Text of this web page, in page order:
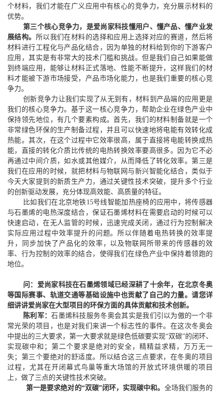
个材料， 我们才能在广义应用中有核心的竞争力 ，充分展示材料的
优势。
第三个核心竞争力，是爱尚家科技懂用户、懂产品、懂产业发
展结构。 所以我们在材料的选择和应用上选择对应的赛道，然后将
材料进行工程化与产品化结合，因为单独的材料给到你的下游客户
应用，其实是有非常大的技术门槛和挑战。但是我们自己如果能做
到终端应用，能够让材料正式落地、性能不断提升，这样我们的材
料才能被下游市场接受，产品市场化能力，也是我们重要的核心竞
争力。
创新竞争力让我们实现了从无到有，材料到产品端的应用更是
我们的核心竞争力。基于这一核心竞争力，帮助企业在绿色产业中
保持领先地位 ，有几个要素构成。首先，我们的材料制备就是一个
非常绿色环保的生产制备过程，并且可以快速地将电能有效转化成
热能。其次，在这个过程中它效率很高，属于直接将电能转换成热
能，直接的转化介质比传统的电热转换效率要高很多。因为它不必
再通过中间介质，如水或其他媒介，从而降低了转化效率。第三是
我们在应用的时候，就把材料与物联网与新兴智能化结合，类似于
今天大家提到的新质生产力，通过关键性技术突破，提升多个行业
的创新驱动发展，充分体现高效能、高质量的特征。
比如我们在北京地铁15号线智能加热座椅的应用中，将传感器
与石墨烯的电热深度结合，保证石墨烯材料在需要启动的时候可以
快速启动，在无人监管的时候，迅速完成关闭，通过行为控制解决
实际应用过程中效率提升的问题。所以伴随着电热转换的效率提
升，同步加快了产品化的效率，以及物联网所带来的传感器的效
率、行为控制的效率的结合，使得我们在绿色产业中保持着领跑的
地位。
问：爱尚家科技在石墨烯领域已经深耕了十余年，在北京冬奥
等国际赛事、轨道交通等基础设施中也贡献了自己的力量。请您详
细讲讲爱尚家在大型项目的环保方面的具体贡献和技术创新。
陈利军：石墨烯科技服务冬奥会其实是我们引以为傲的一个非
常光荣的项目，也是对我们来讲一个标志性的事件。在这次冬奥会
中提出的三大要求，第一大要求就是绿色低碳要实现“双碳”的闭环、
实现碳中和；第二个要求是绝对的安全，精精益求精，万万无一
失；第三个要绝对的舒适度。所以结合这三点要求，在冬奥的项目
过程，尤其在开闭幕式鸟巢等重大场馆的开放式环境供暖的项目
上，做了三点的关键性技术突破。
第一是要求绝对的“双碳”闭环，实现碳中和。 全场我们服务的